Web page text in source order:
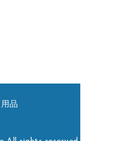
品